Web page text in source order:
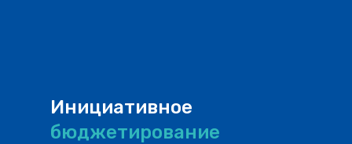
Инициативное
бюджетирование